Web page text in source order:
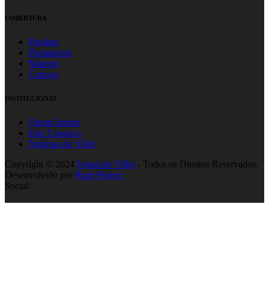
COBERTURA
Paulista
Paranaense
Mineiro
Carioca
INSTITUCIONAL
Quem Somos
Fale Conosco
Notícias do Vôlei
Copyright © 2024 Jornal do Vôlei - Todos os Direitos Reservados.
Desenvolvido por Pixel Project
Social: